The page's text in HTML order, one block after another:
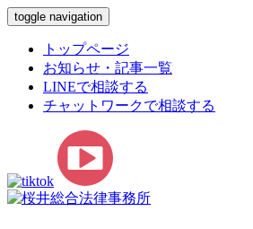
toggle navigation
トップページ
お知らせ・記事一覧
LINEで相談する
チャットワークで相談する